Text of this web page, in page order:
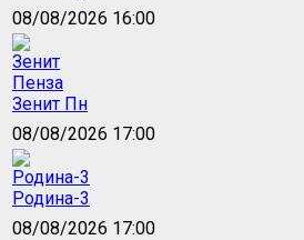
08/08/2026 16:00
Зенит Пн
08/08/2026 17:00
Родина-3
08/08/2026 17:00